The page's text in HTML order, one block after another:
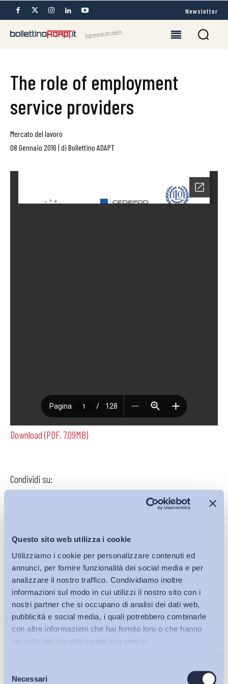
Questo sito web utilizza i cookie
Utilizziamo i cookie per personalizzare contenuti ed
annunci, per fornire funzionalità dei social media e per
analizzare il nostro traffico. Condividiamo inoltre
informazioni sul modo in cui utilizzi il nostro sito con i
nostri partner che si occupano di analisi dei dati web,
pubblicità e social media, i quali potrebbero combinarle
con altre informazioni che hai fornito loro o che hanno
raccolto dal tuo utilizzo dei loro servizi.
delNecessariBollettini ADAPT
Newsletter
The role of employment
service providers
Mercato del lavoro
08 Gennaio 2016 | di Bollettino ADAPT
Download (PDF, 7.09MB)
Condividi su:
Iscriviti alla Newsletter